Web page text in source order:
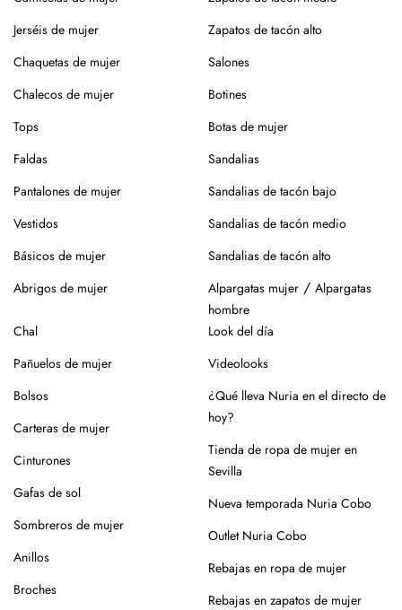
sin centrifugado. Evita mezclar con otras prendas que
puedan dañar el tejido.
Para el planchado, utiliza temperatura media y, si puedes,
Especialmente en verano, para que no se desgaste el color
de la prenda.
Para los zapatos:
Nuestros zapatos están hechos con materiales naturales
En el caso de la piel, pasar un cepillo para eliminar la
suciedad, limpiar con un paño ligeramente húmedo y
lugar seco y con forma (relleno de papel o con horma),
alejados de fuentes de calor.
Para los modelos de yute, evita mojar la suela. En caso de
roce, usa un cepillo suave en seco.
Siempre es mejor guardarlos en su caja o funda de tela,
para que se conserven como el primer día.
Si tienes alguna duda, puedes consultarnos.
Jerséis de mujer
Chaquetas de mujer
Chalecos de mujer
Tops
Faldas
Pantalones de mujer
Vestidos
Básicos de mujer
Abrigos de mujer
Zapatos de tacón alto
Salones
Botines
Botas de mujer
Sandalias
Sandalias de tacón bajo
Sandalias de tacón medio
Sandalias de tacón alto
Alpargatas mujer / Alpargatas
hombre
Chal
Pañuelos de mujer
Bolsos
Carteras de mujer
Cinturones
Gafas de sol
Sombreros de mujer
Anillos
Broches
Look del día
Videolooks
¿Qué lleva Nuria en el directo de
hoy?
Tienda de ropa de mujer en
Sevilla
Nueva temporada Nuria Cobo
Outlet Nuria Cobo
Rebajas en ropa de mujer
Rebajas en zapatos de mujer